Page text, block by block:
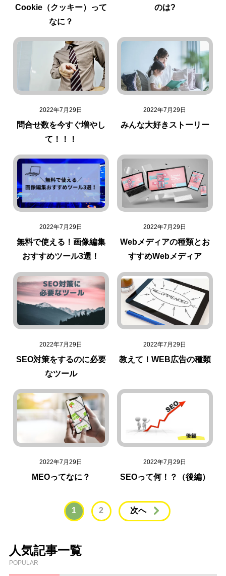
Cookie（クッキー）って
なに？
のは?
2022年7月29日
問合せ数を今すぐ増やし
て！！！
2022年7月29日
みんな大好きストーリー
2022年7月29日
無料で使える！画像編集
おすすめツール3選！
2022年7月29日
Webメディアの種類とお
すすめWebメディア
2022年7月29日
SEO対策をするのに必要
なツール
2022年7月29日
教えて！WEB広告の種類
2022年7月29日
MEOってなに？
2022年7月29日
SEOって何！？（後編）
1 2 次へ
人気記事一覧
POPULAR